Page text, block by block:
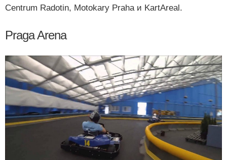
Centrum Radotin, Motokary Praha и KartAreal.
Praga Arena